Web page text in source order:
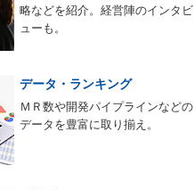
略などを紹介。経営陣のインタビ
ューも。
データ・ランキング
ＭＲ数や開発パイプラインなどの
データを豊富に取り揃え。